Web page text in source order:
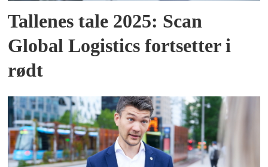
Tallenes tale 2025: Scan
Global Logistics fortsetter i
rødt